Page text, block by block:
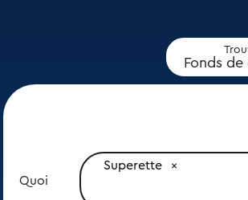
Fonds
Quoi
Superette